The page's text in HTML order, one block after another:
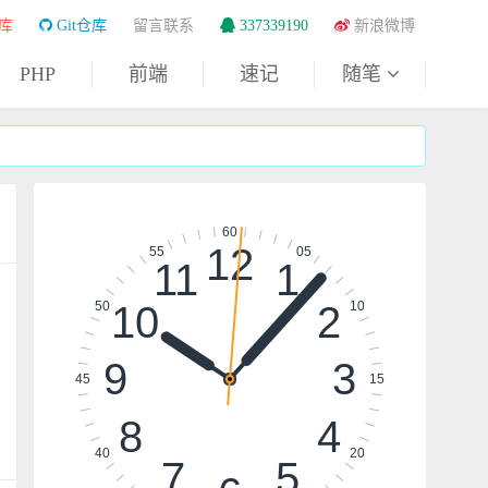
PHP 前端 速记 随笔
Git仓库 留言联系 337339190 新浪微博
05
10
15
20
40
45
50
55
60
1
2
3
4
5
7
8
9
10
11 12